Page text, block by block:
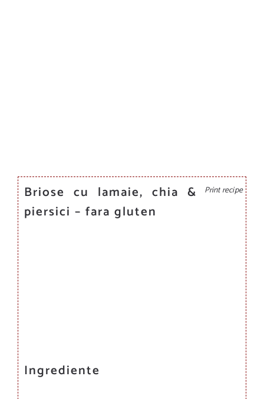
Briose cu lamaie, chia &
piersici – fara gluten
Print recipe
Ingrediente